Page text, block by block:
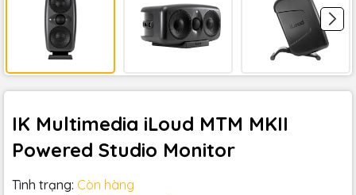
IK Multimedia iLoud MTM MKII
Powered Studio Monitor
Tình trạng: Còn hàng